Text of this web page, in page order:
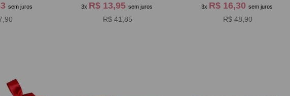
sem juros 3x R$ 13,95 sem juros
R$ 41,85
3x R$ 16,30 sem juros
R$ 48,90